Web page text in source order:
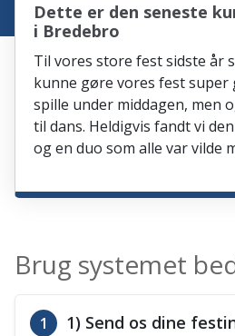
Dette er den seneste
i Bredebro
Til vores store fest sidste år
kunne gøre vores fest super
spille under middagen, men
til dans. Heldigvis fandt vi
og en duo som alle var vilde
Brug systemet
1 1) Send os dine